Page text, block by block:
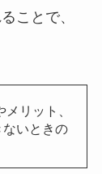
ことで、
リット、
いときの